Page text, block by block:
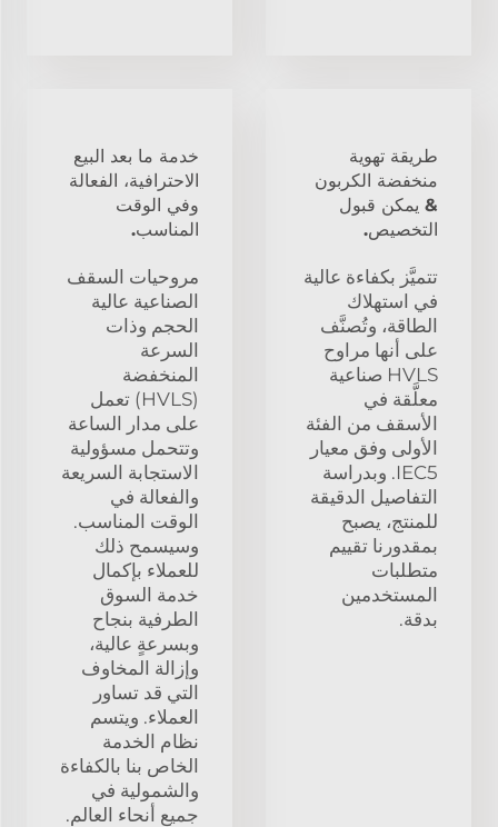
طريقة تهوية
منخفضة الكربون
& يمكن قبول
التخصيص.
تتميَّز بكفاءة عالية
في استهلاك
الطاقة، وتُصنَّف
على أنها مراوح
HVLS صناعية
معلَّقة في
الأسقف من الفئة
الأولى وفق معيار
IEC5. وبدراسة
التفاصيل الدقيقة
للمنتج، يصبح
بمقدورنا تقييم
متطلبات
المستخدمين
بدقة.
خدمة ما بعد البيع
الاحترافية، الفعالة
وفي الوقت
المناسب.
مروحيات السقف
الصناعية عالية
الحجم وذات
السرعة
المنخفضة
(HVLS) تعمل
على مدار الساعة
وتتحمل مسؤولية
الاستجابة السريعة
والفعالة في
الوقت المناسب.
وسيسمح ذلك
للعملاء بإكمال
خدمة السوق
الطرفية بنجاح
وبسرعةٍ عالية،
وإزالة المخاوف
التي قد تساور
العملاء. ويتسم
نظام الخدمة
الخاص بنا بالكفاءة
والشمولية في
جميع أنحاء العالم.